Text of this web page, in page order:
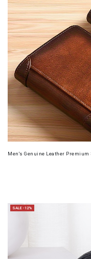
Men's Genuine Leather Premium
SALE -12%